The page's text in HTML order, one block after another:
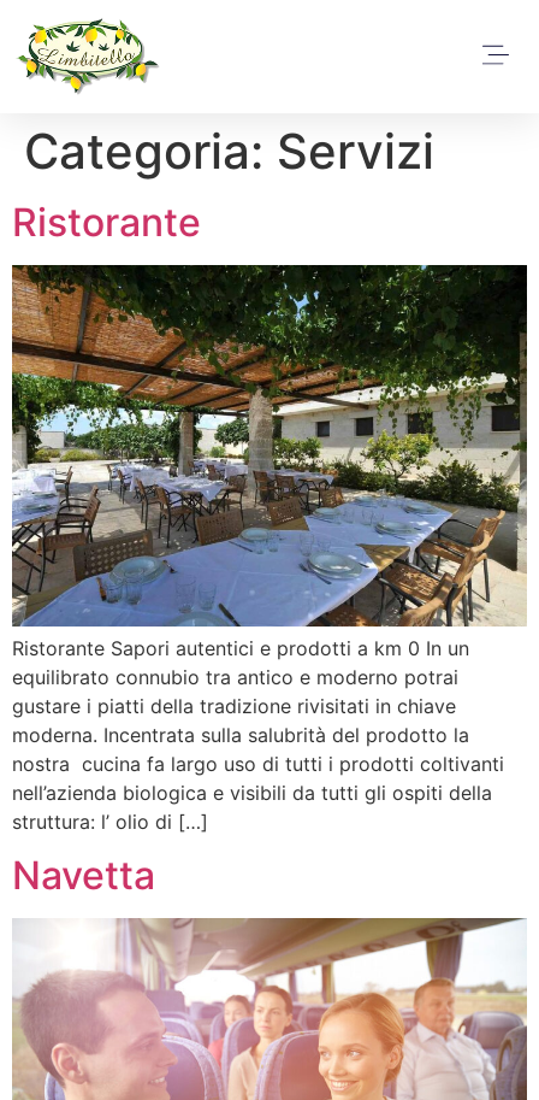
Categoria: Servizi
Ristorante
Ristorante Sapori autentici e prodotti a km 0 In un
equilibrato connubio tra antico e moderno potrai
gustare i piatti della tradizione rivisitati in chiave
moderna. Incentrata sulla salubrità del prodotto la
nostra cucina fa largo uso di tutti i prodotti coltivanti
nell’azienda biologica e visibili da tutti gli ospiti della
struttura: l’ olio di […]
Navetta